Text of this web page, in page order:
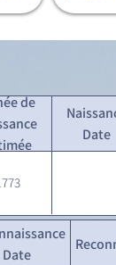
de
Date
Date